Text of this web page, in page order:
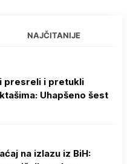
NAJČITANIJE
presreli i pretukli
Uhapšeno šest
na izlazu iz BiH: